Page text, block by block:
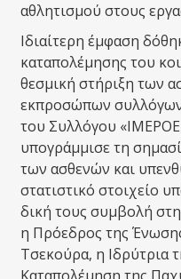
αθλητισμού στους
Ιδιαίτερη έμφαση
καταπολέμησης του
θεσμική στήριξη των
εκπροσώπων
του Συλλόγου
υπογράμμισε τη
των ασθενών και
στατιστικό στοιχείο
δική τους συμβολή
η Πρόεδρος της
Τσεκούρα, η Ιδρύτρια